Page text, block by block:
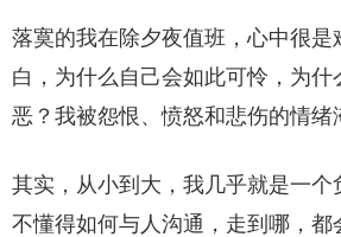
落寞的我在除夕夜值班，心中很是
白，为什么自己会如此可怜，为什
恶？我被怨恨、愤怒和悲伤的情绪
其实，从小到大，我几乎就是一个
不懂得如何与人沟通，走到哪，都